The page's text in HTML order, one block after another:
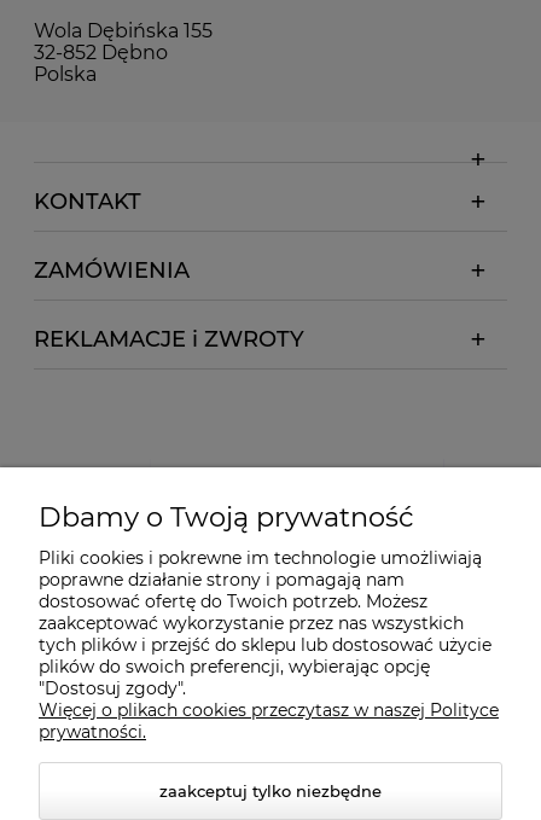
Wola Dębińska 155
32-852 Dębno
Polska
KONTAKT
ZAMÓWIENIA
REKLAMACJE i ZWROTY
Dbamy o Twoją prywatność
Pliki cookies i pokrewne im technologie umożliwiają
poprawne działanie strony i pomagają nam
dostosować ofertę do Twoich potrzeb. Możesz
zaakceptować wykorzystanie przez nas wszystkich
tych plików i przejść do sklepu lub dostosować użycie
plików do swoich preferencji, wybierając opcję
"Dostosuj zgody".
Więcej o plikach cookies przeczytasz w naszej Polityce
prywatności.
zaakceptuj tylko niezbędne